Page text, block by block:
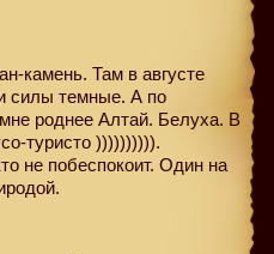
камень. Там в августе
силы темные. А по
роднее Алтай. Белуха. В
туристо )))))))))).
не побеспокоит. Один на